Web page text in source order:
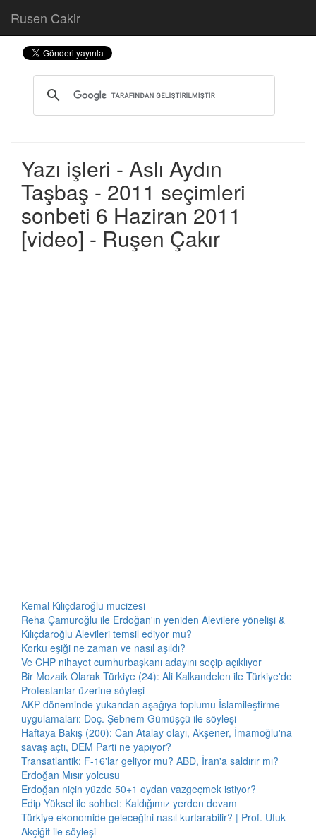
Rusen Cakir
Yazı işleri - Aslı Aydın
Taşbaş - 2011 seçimleri
sonbeti 6 Haziran 2011
[video] - Ruşen Çakır
Kemal Kılıçdaroğlu mucizesi
Reha Çamuroğlu ile Erdoğan'ın yeniden Alevilere yönelişi &
Kılıçdaroğlu Alevileri temsil ediyor mu?
Korku eşiği ne zaman ve nasıl aşıldı?
Ve CHP nihayet cumhurbaşkanı adayını seçip açıklıyor
Bir Mozaik Olarak Türkiye (24): Ali Kalkandelen ile Türkiye'de
Protestanlar üzerine söyleşi
AKP döneminde yukarıdan aşağıya toplumu İslamileştirme
uygulamaları: Doç. Şebnem Gümüşçü ile söyleşi
Haftaya Bakış (200): Can Atalay olayı, Akşener, İmamoğlu'na
savaş açtı, DEM Parti ne yapıyor?
Transatlantik: F-16'lar geliyor mu? ABD, İran'a saldırır mı?
Erdoğan Mısır yolcusu
Erdoğan niçin yüzde 50+1 oydan vazgeçmek istiyor?
Edip Yüksel ile sohbet: Kaldığımız yerden devam
Türkiye ekonomide geleceğini nasıl kurtarabilir? | Prof. Ufuk
Akçiğit ile söyleşi